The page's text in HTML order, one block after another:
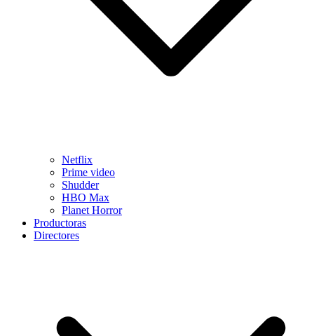
Netflix
Prime video
Shudder
HBO Max
Planet Horror
Productoras
Directores